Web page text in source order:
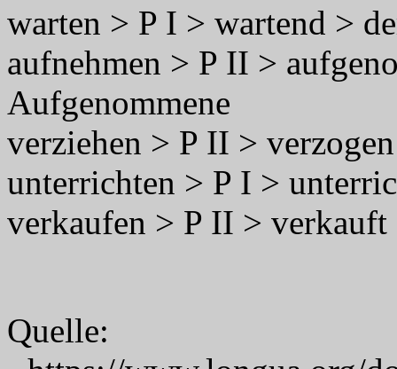
warten > P I > wartend >
aufnehmen > P II >
Aufgenommene
verziehen > P II >
unterrichten > P I >
verkaufen > P II >
Quelle: